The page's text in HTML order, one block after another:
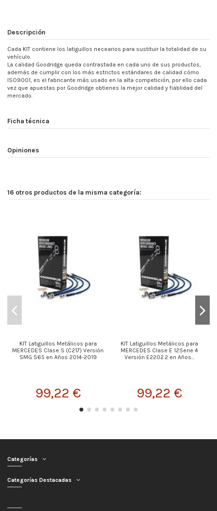
Descripción
Cada KIT contiene los latiguillos necearios para sustituir la totalidad de su
vehículo.
La calidad Goodridge queda contrastada en cada uno de sus productos,
además de cumplir con los más estrictos estándares de calidad cómo
ISO9001, es el fabricante más usado en la alta competición, por ello cada
vez que apuestas por Goodridge obtienes la mejor calidad y fiablidad del
mercado.
Ficha técnica
Opiniones
16 otros productos de la misma categoría:
KIT Latiguillos Metálicos para
MERCEDES Clase S (C217) Versión
SMG S65 en Años 2014-2019
99,22 €
KIT Latiguillos Metálicos para
MERCEDES Clase E 12Serie 4
Versión E2202.2 en Años...
99,22 €
Categorías
Categorías Destacadas